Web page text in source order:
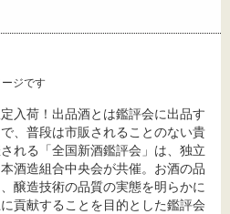
ジです
入荷！出品酒とは鑑評会に出品す
、普段は市販されることのない貴
れる「全国新酒鑑評会」は、独立
酒造組合中央会が共催。お酒の品
醸造技術の品質の実態を明らかに
貢献することを目的とした鑑評会